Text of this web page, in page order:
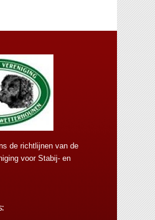
de richtlijnen van de
voor Stabij- en